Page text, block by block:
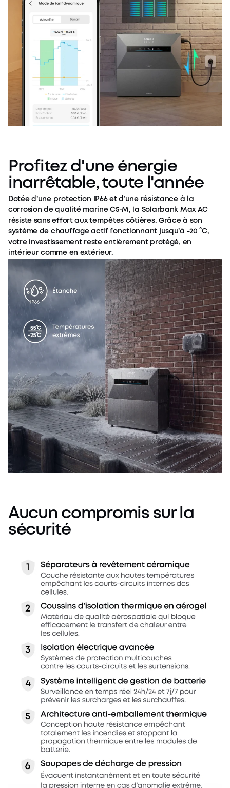
Profitez d'une énergie
inarrêtable, toute l'année
Dotée d’une protection IP66 et d’une résistance à la
corrosion de qualité marine C5-M, la Solarbank Max AC
résiste sans effort aux tempêtes côtières. Grâce à son
système de chauffage actif fonctionnant jusqu’à -20 °C,
votre investissement reste entièrement protégé, en
intérieur comme en extérieur.
Aucun compromis sur la
sécurité